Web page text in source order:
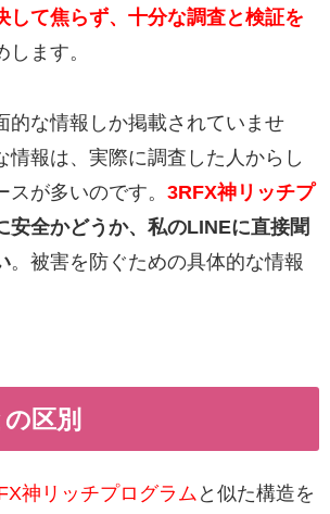
して焦らず、十分な調査と検証を
します。
的な情報しか掲載されていませ
情報は、実際に調査した人からし
が多いのです。 3RFX神リッチプ
安全かどうか、私のLINEに直接聞
。被害を防ぐための具体的な情報
区別
神リッチプログラム と似た構造を